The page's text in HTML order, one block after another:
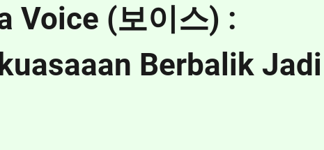
Voice (보이스) :
Berbalik Jadi